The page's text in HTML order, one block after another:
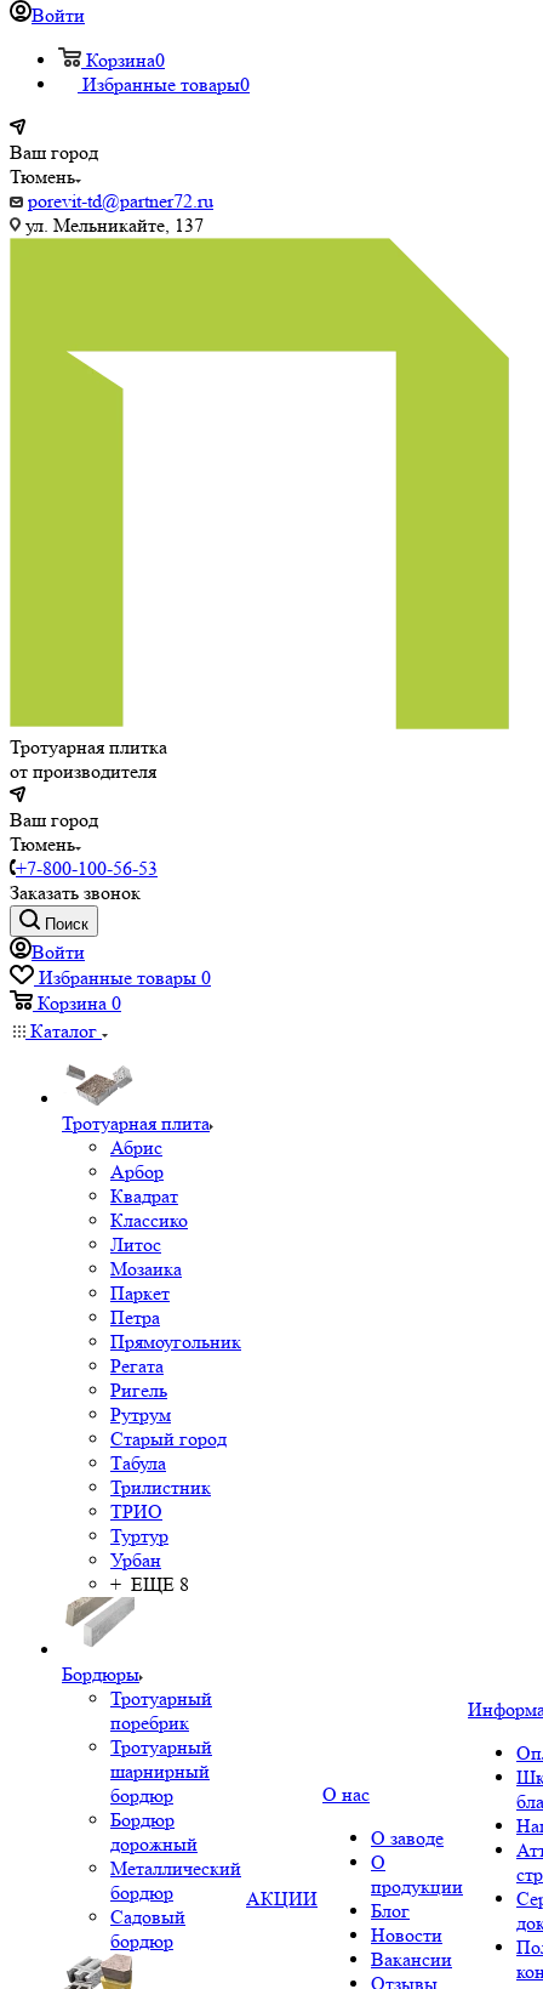
Войти
Корзина0
Избранные товары0
Ваш город
Тюмень
porevit-td@partner72.ru
ул. Мельникайте, 137
Тротуарная плитка
от производителя
Ваш город
Тюмень
+7-800-100-56-53
Заказать звонок
Поиск
Войти
Избранные товары 0
Корзина 0
Каталог
Тротуарная плита
Абрис
Арбор
Квадрат
Классико
Литос
Мозаика
Паркет
Петра
Прямоугольник
Регата
Ригель
Рутрум
Старый город
Табула
Трилистник
ТРИО
Туртур
Урбан
+ ЕЩЕ 8
Бордюры
Тротуарный
поребрик
Тротуарный
шарнирный
бордюр
Бордюр
дорожный
Металлический
бордюр
Садовый
бордюр
АКЦИИ
О нас
О заводе
О
продукции
Блог
Новости
Вакансии
Отзывы